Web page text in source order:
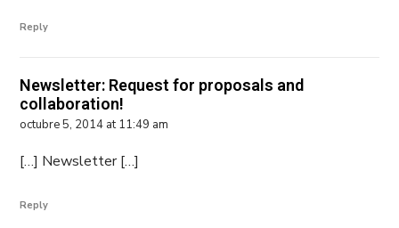
Reply
Newsletter: Request for proposals and
collaboration!
octubre 5, 2014 at 11:49 am
[…] Newsletter […]
Reply